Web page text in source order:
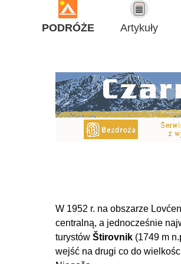
PODRÓŻE Artykuły
W 1952 r. na obszarze
centralną, a jednocześnie
turystów Štirovnik (1749 m
wejść na drugi co do